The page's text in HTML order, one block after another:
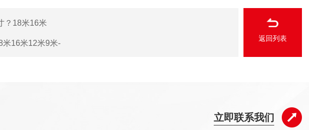
？18米16米
16米12米9米-
返回列表
立即联系我们